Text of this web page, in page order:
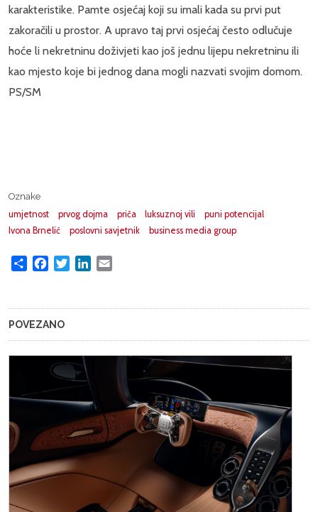
karakteristike. Pamte osjećaj koji su imali kada su prvi put
zakoračili u prostor. A upravo taj prvi osjećaj često odlučuje
hoće li nekretninu doživjeti kao još jednu lijepu nekretninu ili
kao mjesto koje bi jednog dana mogli nazvati svojim domom.
PS/SM
Oznake
umjetnost
prvog dojma priča luksuznoj vili
puni potencijal
Ivona Brnelić
poslovni savjetnik business media group
Share FacebookTwitterLinkedIn
POVEZANO